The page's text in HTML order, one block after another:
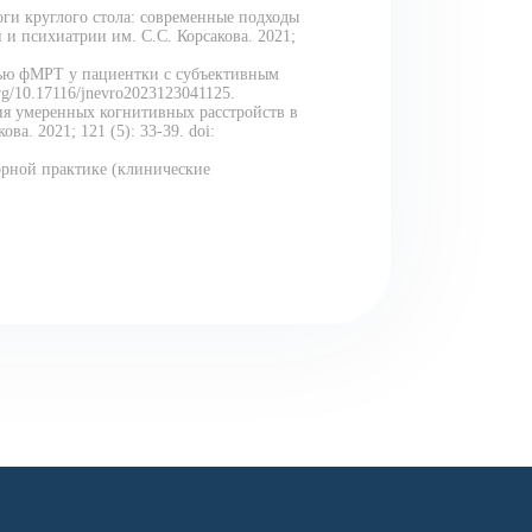
стола: современные подходы
и психиатрии им. С.С. Корсакова. 2021;
фМРТ у пациентки с субъективным
jnevro2023123041125.
когнитивных расстройств в
2021; 121 (5): 33-39. doi:
практике (клинические